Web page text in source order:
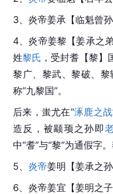
3、炎帝姜承【临魁曾
4、炎帝姜黎【姜承之
姓黎氏 ，受封耆【黎】
黎广、黎武、黎破、黎
称“九黎国”。
后来，蚩尤在“涿鹿之战
造反，被颛顼之孙即
中“耆”与“黎”为通假字
5、 炎帝姜明【姜承之
6、炎帝姜宜 【姜明之